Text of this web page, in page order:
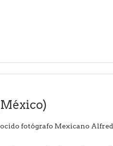
fotógrafo Mexicano